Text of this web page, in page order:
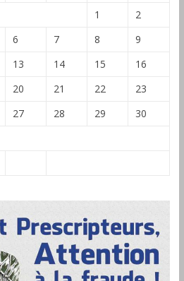
1
2
6 7 8
9
13 14 15
16
20 21 22
23
27 28 29
30